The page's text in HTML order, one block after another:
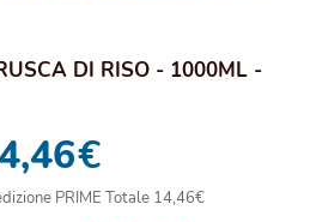
DI RISO - 1000ML -
€
PRIME Totale 14,46€